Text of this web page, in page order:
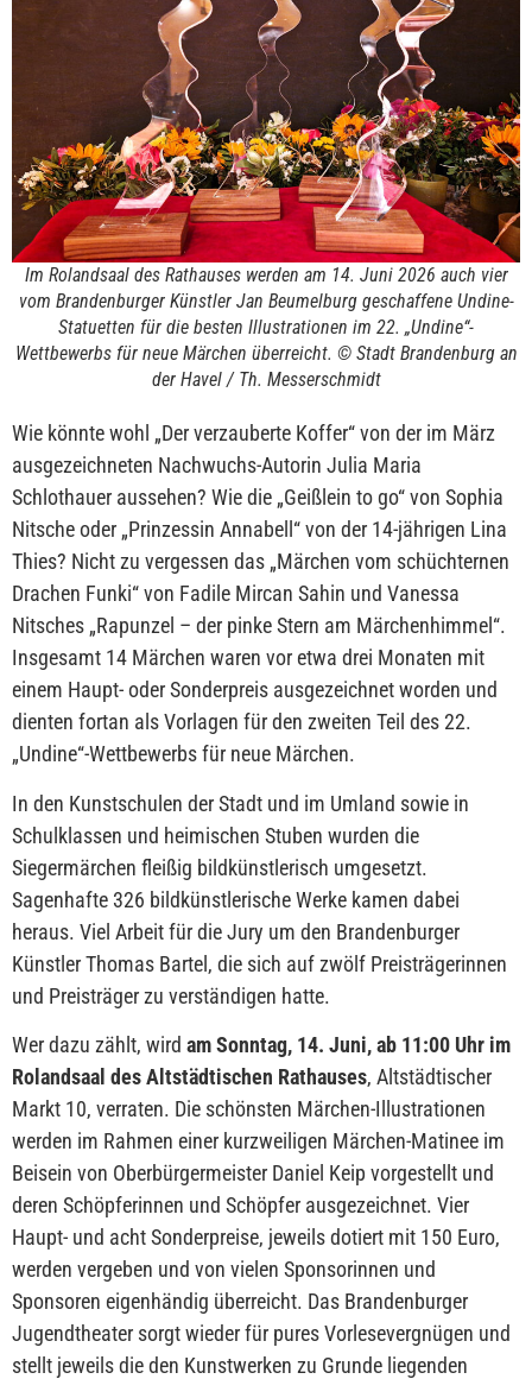
Im Rolandsaal des Rathauses werden am 14. Juni 2026 auch vier
vom Brandenburger Künstler Jan Beumelburg geschaffene Undine-
Statuetten für die besten Illustrationen im 22. „Undine“-
Wettbewerbs für neue Märchen überreicht. © Stadt Brandenburg an
der Havel / Th. Messerschmidt
Wie könnte wohl „Der verzauberte Koffer“ von der im März
ausgezeichneten Nachwuchs-Autorin Julia Maria
Schlothauer aussehen? Wie die „Geißlein to go“ von Sophia
Nitsche oder „Prinzessin Annabell“ von der 14-jährigen Lina
Thies? Nicht zu vergessen das „Märchen vom schüchternen
Drachen Funki“ von Fadile Mircan Sahin und Vanessa
Nitsches „Rapunzel – der pinke Stern am Märchenhimmel“.
Insgesamt 14 Märchen waren vor etwa drei Monaten mit
einem Haupt- oder Sonderpreis ausgezeichnet worden und
dienten fortan als Vorlagen für den zweiten Teil des 22.
„Undine“-Wettbewerbs für neue Märchen.
In den Kunstschulen der Stadt und im Umland sowie in
Schulklassen und heimischen Stuben wurden die
Siegermärchen fleißig bildkünstlerisch umgesetzt.
Sagenhafte 326 bildkünstlerische Werke kamen dabei
heraus. Viel Arbeit für die Jury um den Brandenburger
Künstler Thomas Bartel, die sich auf zwölf Preisträgerinnen
und Preisträger zu verständigen hatte.
Wer dazu zählt, wird am Sonntag, 14. Juni, ab 11:00 Uhr im
Rolandsaal des Altstädtischen Rathauses, Altstädtischer
Markt 10, verraten. Die schönsten Märchen-Illustrationen
werden im Rahmen einer kurzweiligen Märchen-Matinee im
Beisein von Oberbürgermeister Daniel Keip vorgestellt und
deren Schöpferinnen und Schöpfer ausgezeichnet. Vier
Haupt- und acht Sonderpreise, jeweils dotiert mit 150 Euro,
werden vergeben und von vielen Sponsorinnen und
Sponsoren eigenhändig überreicht. Das Brandenburger
Jugendtheater sorgt wieder für pures Vorlesevergnügen und
stellt jeweils die den Kunstwerken zu Grunde liegenden